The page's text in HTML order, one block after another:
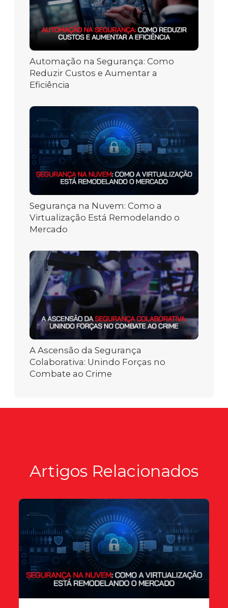
Automação na Segurança: Como
Reduzir Custos e Aumentar a
Eficiência
Segurança na Nuvem: Como a
Virtualização Está Remodelando o
Mercado
A Ascensão da Segurança
Colaborativa: Unindo Forças no
Combate ao Crime
Artigos Relacionados